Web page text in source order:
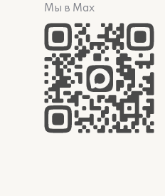
Мы в Max